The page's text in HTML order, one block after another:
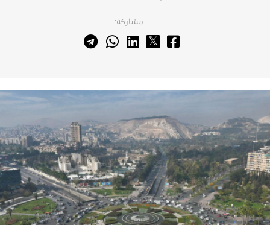
مشاركة: